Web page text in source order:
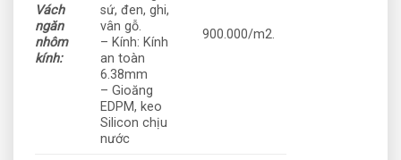
Vách
ngăn
nhôm
kính:
sứ, đen, ghi,
vân gỗ.
– Kính: Kính
an toàn
6.38mm
– Gioăng
EDPM, keo
Silicon chịu
nước
900.000/m2.